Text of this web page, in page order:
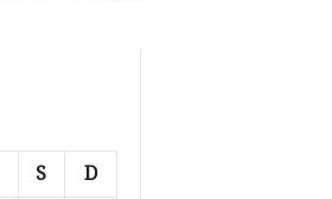
S D